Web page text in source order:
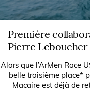
Première
Pierre Leboucher
Alors que l’ArMen Race
belle troisième place*
Macaire est déjà de